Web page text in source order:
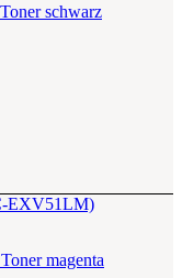
schwarz
magenta